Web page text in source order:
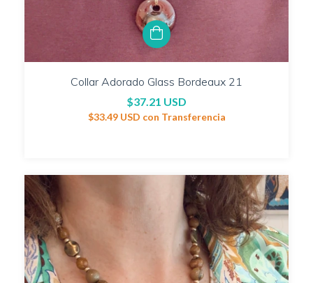
Collar Adorado Glass Bordeaux 21
$37.21 USD
$33.49 USD con Transferencia